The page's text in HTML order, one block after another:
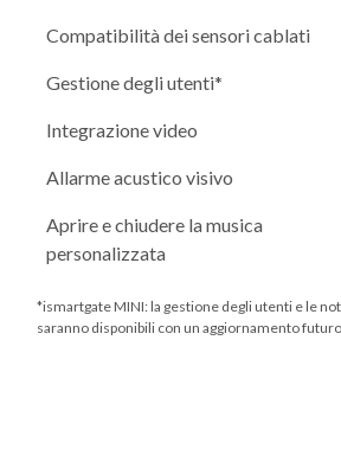
Compatibilità dei sensori cablati
Gestione degli utenti*
Integrazione video
Allarme acustico visivo
Aprire e chiudere la musica
personalizzata
*ismartgate MINI: la gestione degli utenti e le
saranno disponibili con un aggiornamento futuro.